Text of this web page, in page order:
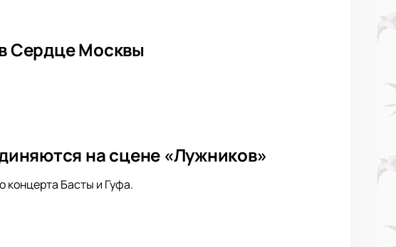
Сердце Москвы
на сцене «Лужников»
концерта Басты и Гуфа.